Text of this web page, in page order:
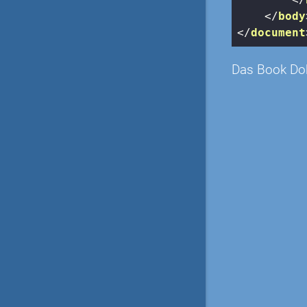
</ body
</document
Das Book